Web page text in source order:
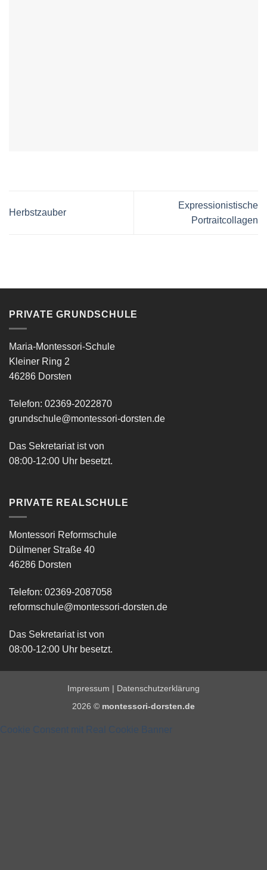
Herbstzauber
Expressionistische
Portraitcollagen
PRIVATE GRUNDSCHULE
Maria-Montessori-Schule
Kleiner Ring 2
46286 Dorsten
Telefon: 02369-2022870
grundschule@montessori-dorsten.de
Das Sekretariat ist von
08:00-12:00 Uhr besetzt.
PRIVATE REALSCHULE
Montessori Reformschule
Dülmener Straße 40
46286 Dorsten
Telefon: 02369-2087058
reformschule@montessori-dorsten.de
Das Sekretariat ist von
08:00-12:00 Uhr besetzt.
Impressum | Datenschutzerklärung
2026 © montessori-dorsten.de
Cookie Consent mit Real Cookie Banner